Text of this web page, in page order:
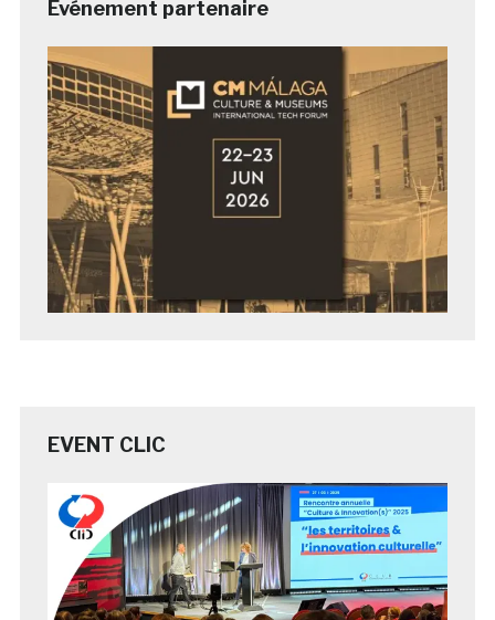
Evénement partenaire
EVENT CLIC